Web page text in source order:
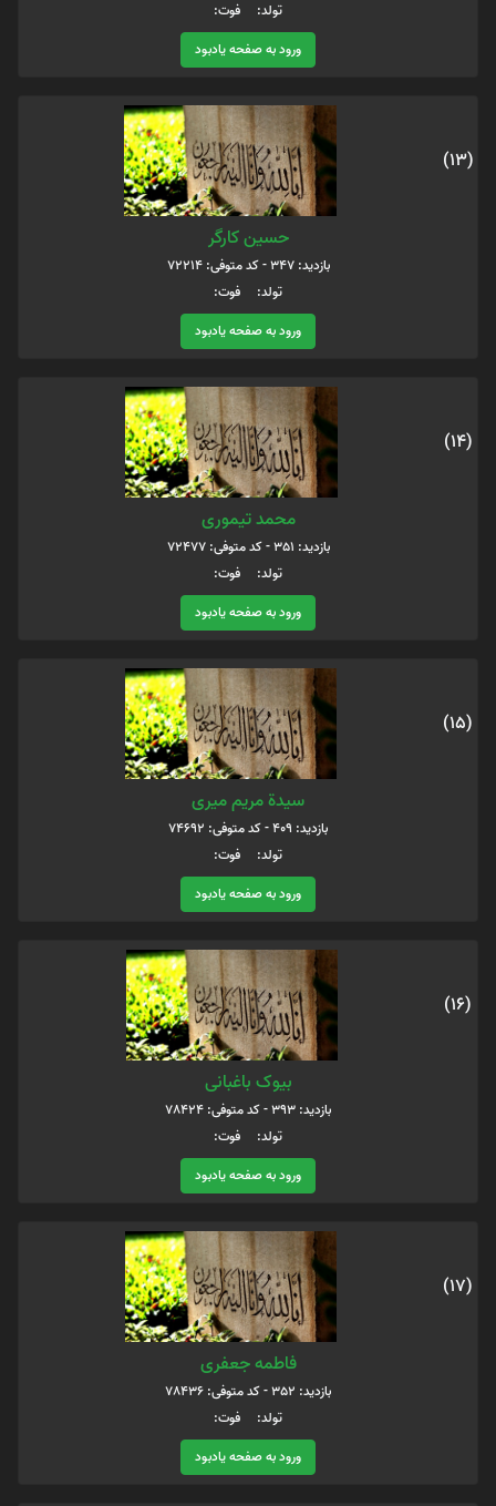
تولد: فوت:
ورود به صفحه یادبود
(13)
حسین کارگر
بازدید: 347 - کد متوفی: 72214
تولد: فوت:
ورود به صفحه یادبود
(14)
محمد تیموری
بازدید: 351 - کد متوفی: 72477
تولد: فوت:
ورود به صفحه یادبود
(15)
سیدة مریم میری
بازدید: 409 - کد متوفی: 74692
تولد: فوت:
ورود به صفحه یادبود
(16)
بیوک باغبانی
بازدید: 393 - کد متوفی: 78424
تولد: فوت:
ورود به صفحه یادبود
(17)
فاطمه جعفری
بازدید: 352 - کد متوفی: 78436
تولد: فوت:
ورود به صفحه یادبود